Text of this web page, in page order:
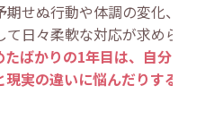
なマナーを守る
相をする
まず早めに相談する
見直すべきタイミング
きない問題がある
に達している
ある質問
せぬ行動や体調の変化、保護
日々柔軟な対応が求められま
ばかりの1年目は、自分の未
実の違いに悩んだりすること